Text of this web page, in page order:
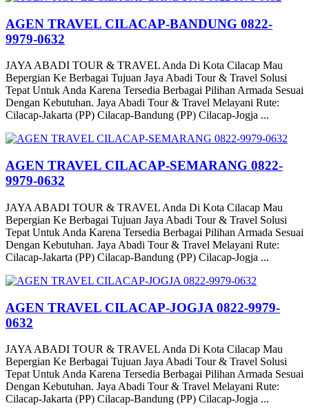
AGEN TRAVEL CILACAP-BANDUNG 0822-
9979-0632
JAYA ABADI TOUR & TRAVEL Anda Di Kota Cilacap Mau
Bepergian Ke Berbagai Tujuan Jaya Abadi Tour & Travel Solusi
Tepat Untuk Anda Karena Tersedia Berbagai Pilihan Armada Sesuai
Dengan Kebutuhan. Jaya Abadi Tour & Travel Melayani Rute:
Cilacap-Jakarta (PP) Cilacap-Bandung (PP) Cilacap-Jogja ...
AGEN TRAVEL CILACAP-SEMARANG 0822-
9979-0632
JAYA ABADI TOUR & TRAVEL Anda Di Kota Cilacap Mau
Bepergian Ke Berbagai Tujuan Jaya Abadi Tour & Travel Solusi
Tepat Untuk Anda Karena Tersedia Berbagai Pilihan Armada Sesuai
Dengan Kebutuhan. Jaya Abadi Tour & Travel Melayani Rute:
Cilacap-Jakarta (PP) Cilacap-Bandung (PP) Cilacap-Jogja ...
AGEN TRAVEL CILACAP-JOGJA 0822-9979-
0632
JAYA ABADI TOUR & TRAVEL Anda Di Kota Cilacap Mau
Bepergian Ke Berbagai Tujuan Jaya Abadi Tour & Travel Solusi
Tepat Untuk Anda Karena Tersedia Berbagai Pilihan Armada Sesuai
Dengan Kebutuhan. Jaya Abadi Tour & Travel Melayani Rute:
Cilacap-Jakarta (PP) Cilacap-Bandung (PP) Cilacap-Jogja ...